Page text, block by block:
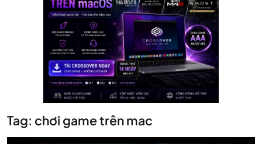
Tag: chơi game trên mac